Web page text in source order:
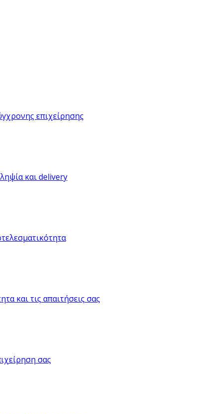
επιχείρησης
και delivery
και τις απαιτήσεις σας
σας